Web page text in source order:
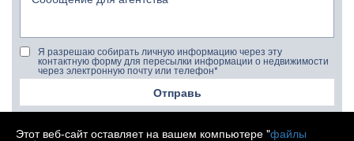
Я разрешаю собирать личную информацию через эту
контактную форму для пересылки информации о недвижимости
через электронную почту или телефон*
Отправь
Этот веб-сайт оставляет на вашем компьютере "файлы